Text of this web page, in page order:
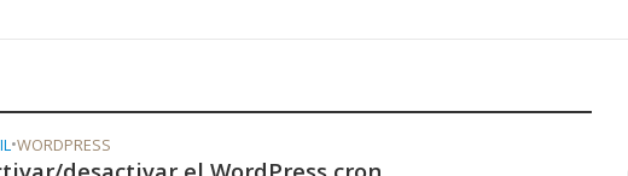
•WORDPRESS